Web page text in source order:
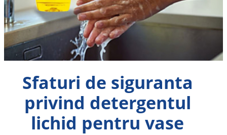
Sfaturi de siguranta
privind detergentul
lichid pentru vase